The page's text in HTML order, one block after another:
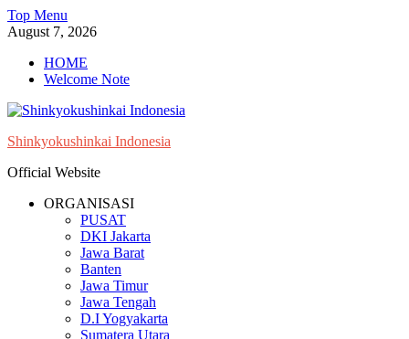
Skip
to
Top Menu
August 7, 2026
HOME
Welcome Note
Shinkyokushinkai Indonesia
Official Website
ORGANISASI
PUSAT
DKI Jakarta
Jawa Barat
Banten
Jawa Timur
Jawa Tengah
D.I Yogyakarta
Sumatera Utara